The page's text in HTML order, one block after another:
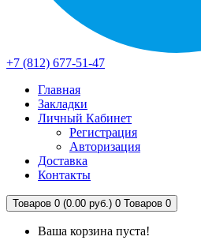
+7 (812) 677-51-47
Главная
Закладки
Личный Кабинет
Регистрация
Авторизация
Доставка
Контакты
Товаров 0 (0.00 руб.) 0 Товаров 0
Ваша корзина пуста!